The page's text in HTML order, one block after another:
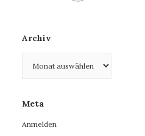
Archiv
Meta
Anmelden